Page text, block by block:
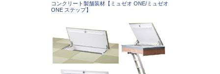
コンクリート製舗装材【ミュゼオ ONE/ミュゼオ
ONE ステップ】